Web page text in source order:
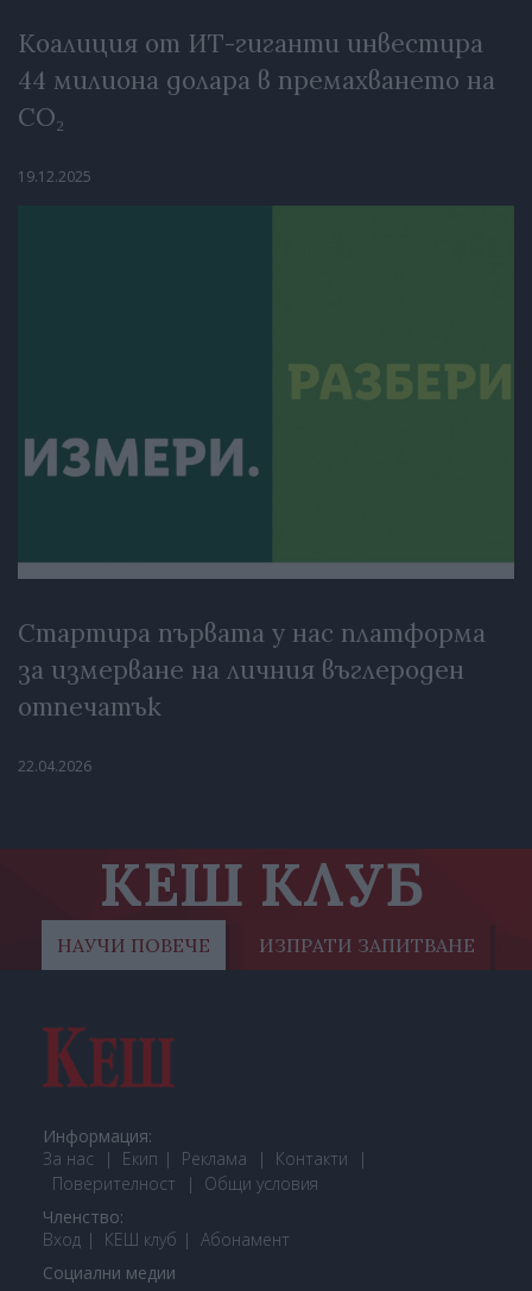
Коалиция от ИТ-гиганти инвестира
44 милиона долара в премахването на
CO₂
19.12.2025
Стартира първата у нас платформа
за измерване на личния въглероден
отпечатък
22.04.2026
КЕШ КЛУБ
НАУЧИ ПОВЕЧЕ ИЗПРАТИ ЗАПИТВАНЕ
Информация:
За нас
Екип Реклама
Контакти
Поверителност
Общи условия
Членство:
Вход
КЕШ клуб Абонамент
Социални медии